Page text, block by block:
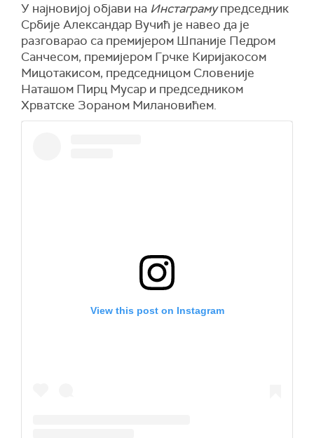
У најновијој објави на Инстаграмупредседник
Србије Александар Вучић је навео да је
разговарао са премијером Шпаније Педром
Санчесом, премијером Грчке Киријакосом
Мицотакисом, председницом Словеније
Наташом Пирц Мусар и председником
Хрватске Зораном Милановићем.
View this post on Instagram